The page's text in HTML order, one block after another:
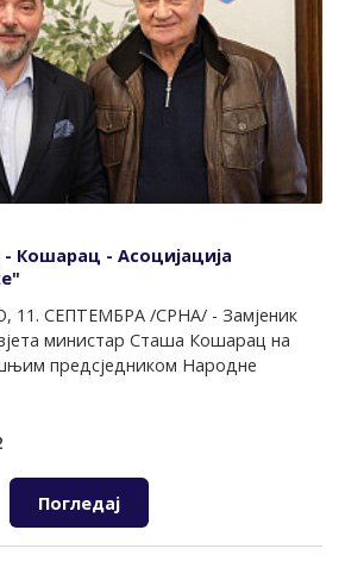
- Кошарац - Асоцијација
11. СЕПТЕМБРА /СРНА/ - Замјеник
министар Сташа Кошарац на
предсједником Народне
Погледај